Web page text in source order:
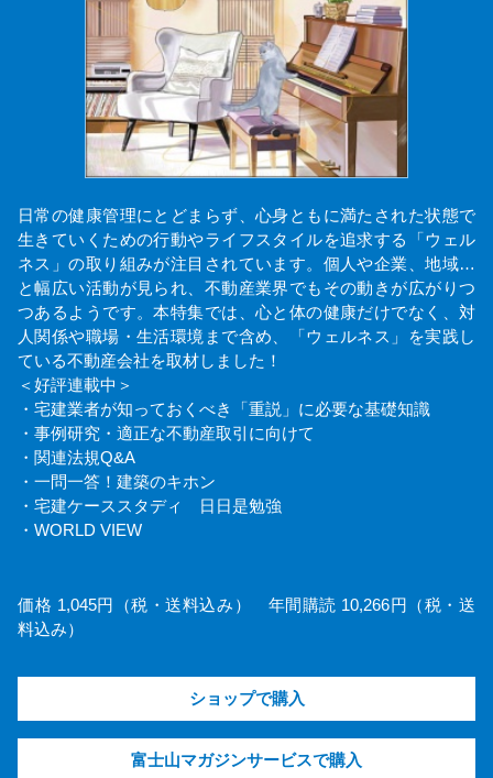
日常の健康管理にとどまらず、心身ともに満たされた状態で
生きていくための行動やライフスタイルを追求する「ウェル
ネス」の取り組みが注目されています。個人や企業、地域…
と幅広い活動が見られ、不動産業界でもその動きが広がりつ
つあるようです。本特集では、心と体の健康だけでなく、対
人関係や職場・生活環境まで含め、「ウェルネス」を実践し
ている不動産会社を取材しました！
＜好評連載中＞
・宅建業者が知っておくべき「重説」に必要な基礎知識
・事例研究・適正な不動産取引に向けて
・関連法規Q&A
・一問一答！建築のキホン
・宅建ケーススタディ 日日是勉強
・WORLD VIEW
価格 1,045円（税・送料込み） 年間購読 10,266円（税・送
料込み）
ショップで購入
富士山マガジンサービスで購入